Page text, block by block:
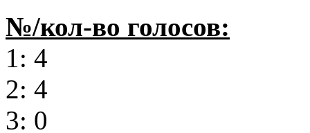
№/кол-во голосов:
1: 4
2: 4
3: 0